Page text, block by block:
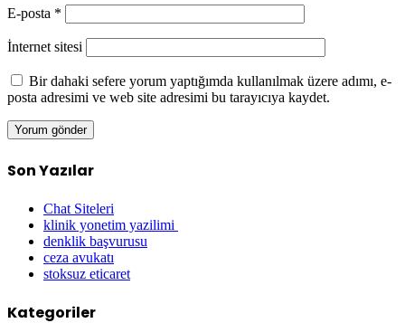
E-posta *
İnternet sitesi
Bir dahaki sefere yorum yaptığımda kullanılmak üzere adımı, e-
posta adresimi ve web site adresimi bu tarayıcıya kaydet.
Son Yazılar
Chat Siteleri
klinik yonetim yazilimi
denklik başvurusu
ceza avukatı
stoksuz eticaret
Kategoriler